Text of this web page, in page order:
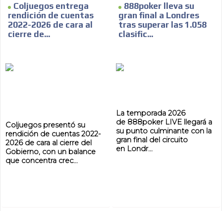
Coljuegos entrega
rendición de cuentas
2022-2026 de cara al
cierre de...
Coljuegos presentó su
rendición de cuentas 2022-
2026 de cara al cierre del
Gobierno, con un balance
que concentra crec...
888poker lleva su
gran final a Londres
tras superar las 1.058
clasific...
La temporada 2026
de 888poker LIVE llegará a
su punto culminante con la
gran final del circuito
en Londr...